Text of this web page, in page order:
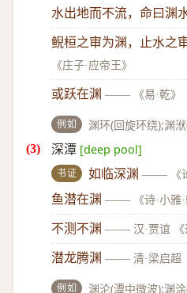
水出地而不流，命曰渊
鲵桓之审为渊，止水之
《庄子·应帝王》
或跃在渊 —— 《易·乾》
例如 渊环(回旋环绕);渊
深潭 [deep pool]
书证 如临深渊 —— 《
鱼潜在渊 —— 《诗·小雅
不测不渊 —— 汉·贾谊 《
潜龙腾渊 —— 清·梁启超
例如
渊沦(潭中微波);渊